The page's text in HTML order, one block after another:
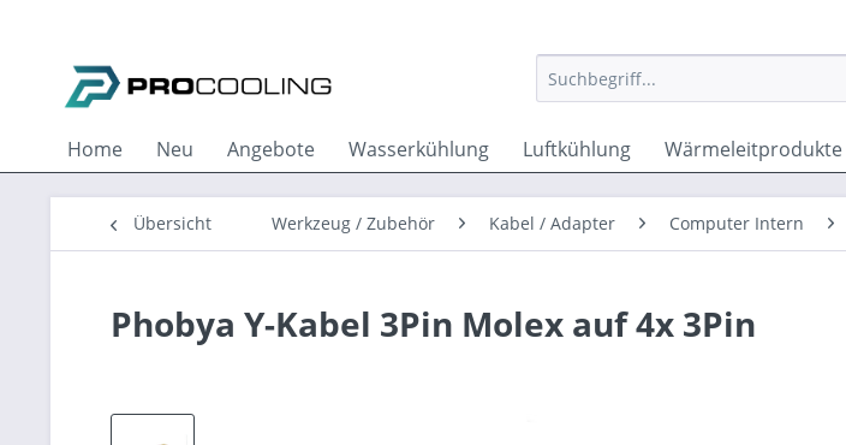
Home Neu Angebote Wasserkühlung Luftkühlung Wärmeleitprodukte
Übersicht Werkzeug / Zubehör Kabel / Adapter Computer Intern
Phobya Y-Kabel 3Pin Molex auf 4x 3Pin